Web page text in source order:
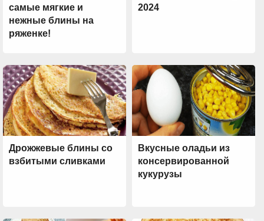
самые мягкие и
нежные блины на
ряженке!
2024
Дрожжевые блины со
взбитыми сливками
Вкусные оладьи из
консервированной
кукурузы